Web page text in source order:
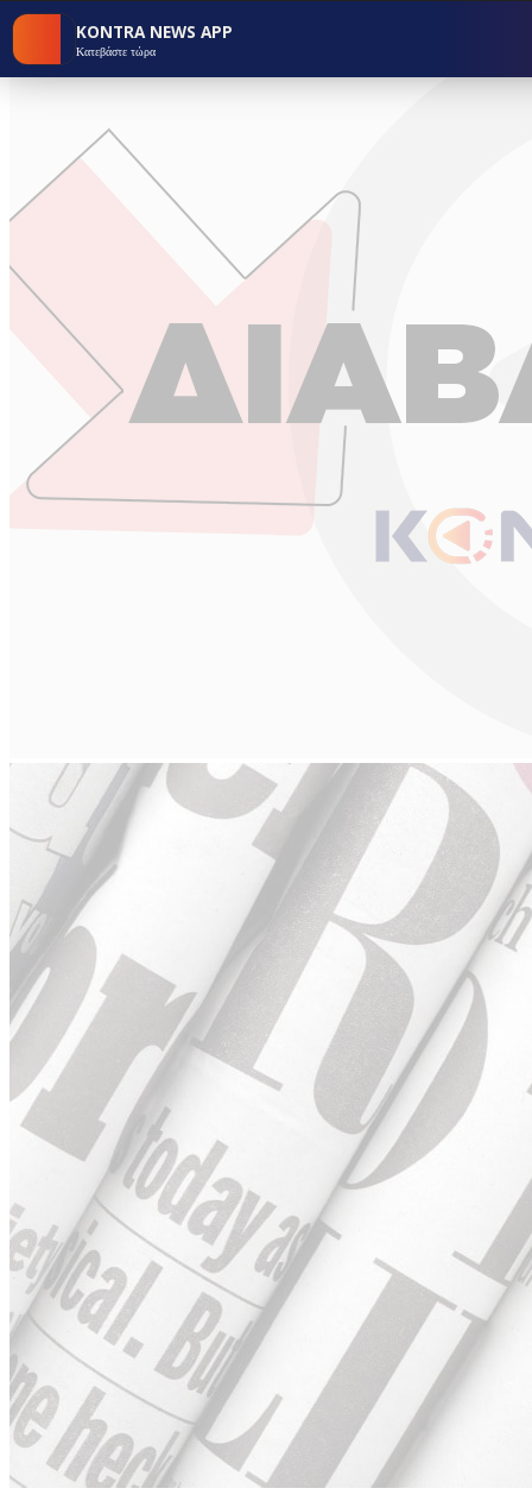
KONTRA NEWS APP
Κατεβάστε τώρα